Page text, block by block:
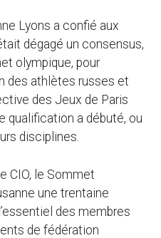
Lyons a confié aux
dégagé un consensus,
olympique, pour
des athlètes russes et
des Jeux de Paris
qualification a débuté, ou
disciplines.
CIO, le Sommet
une trentaine
des membres
de fédération